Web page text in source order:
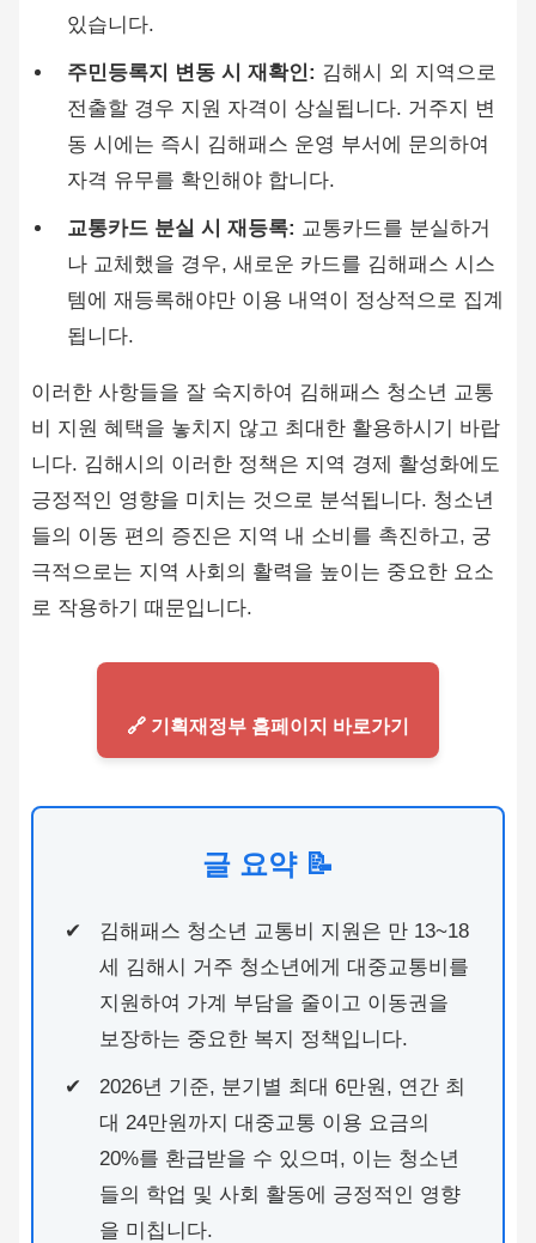
있습니다.
주민등록지 변동 시 재확인: 김해시 외 지역으로
전출할 경우 지원 자격이 상실됩니다. 거주지 변
동 시에는 즉시 김해패스 운영 부서에 문의하여
자격 유무를 확인해야 합니다.
교통카드 분실 시 재등록: 교통카드를 분실하거
나 교체했을 경우, 새로운 카드를 김해패스 시스
템에 재등록해야만 이용 내역이 정상적으로 집계
됩니다.
이러한 사항들을 잘 숙지하여 김해패스 청소년 교통
비 지원 혜택을 놓치지 않고 최대한 활용하시기 바랍
니다. 김해시의 이러한 정책은 지역 경제 활성화에도
긍정적인 영향을 미치는 것으로 분석됩니다. 청소년
들의 이동 편의 증진은 지역 내 소비를 촉진하고, 궁
극적으로는 지역 사회의 활력을 높이는 중요한 요소
로 작용하기 때문입니다.
🔗 기획재정부 홈페이지 바로가기
글 요약 📝
김해패스 청소년 교통비 지원은 만 13~18
세 김해시 거주 청소년에게 대중교통비를
지원하여 가계 부담을 줄이고 이동권을
보장하는 중요한 복지 정책입니다.
2026년 기준, 분기별 최대 6만원, 연간 최
대 24만원까지 대중교통 이용 요금의
20%를 환급받을 수 있으며, 이는 청소년
들의 학업 및 사회 활동에 긍정적인 영향
을 미칩니다.